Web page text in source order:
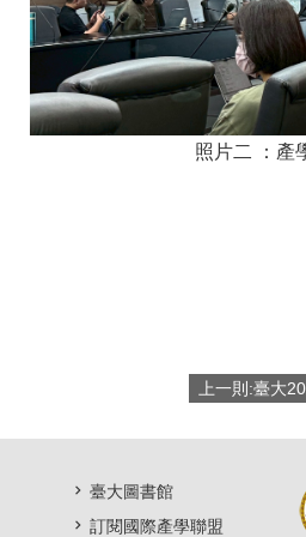
照片二 ：產
臺大圖書館
訂閱國際產學聯盟